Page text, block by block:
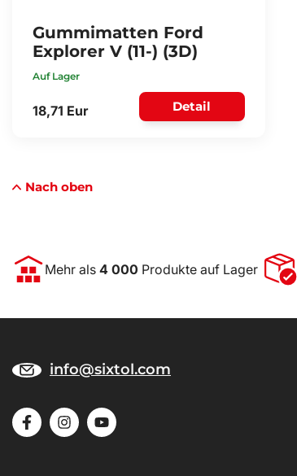
Gummimatten Ford
Explorer V (11-) (3D)
Auf Lager
18,71 Eur Detail
Nach oben
Mehr als 4 000 Produkte auf Lager
info@sixtol.com